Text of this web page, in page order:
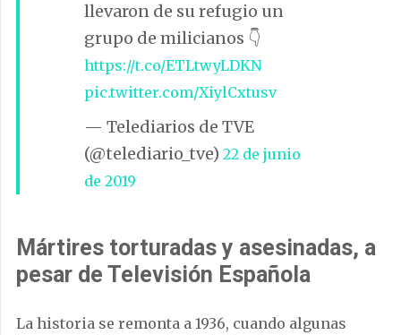
llevaron de su refugio un
grupo de milicianos 👇
https://t.co/ETLtwyLDKN
pic.twitter.com/XiylCxtusv
— Telediarios de TVE
(@telediario_tve) 22 de junio
de 2019
Mártires torturadas y asesinadas, a
pesar de Televisión Española
La historia se remonta a 1936, cuando algunas